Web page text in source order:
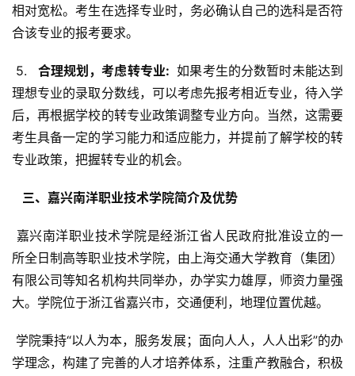
相对宽松。考生在选择专业时，务必确认自己的选科是否符
合该专业的报考要求。
5.
  合理规划，考虑转专业:
如果考生的分数暂时未能达到
理想专业的录取分数线，可以考虑先报考相近专业，待入学
后，再根据学校的转专业政策调整专业方向。当然，这需要
考生具备一定的学习能力和适应能力，并提前了解学校的转
专业政策，把握转专业的机会。
  三、嘉兴南洋职业技术学院简介及优势
所全日制高等职业技术学院，由上海交通大学教育（集团）
有限公司等知名机构共同举办，办学实力雄厚，师资力量强
大。学院位于浙江省嘉兴市，交通便利，地理位置优越。
学理念，构建了完善的人才培养体系，注重产教融合，积极